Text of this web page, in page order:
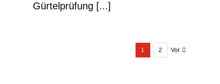
Gürtelprüfung [...]
1 2 Vor